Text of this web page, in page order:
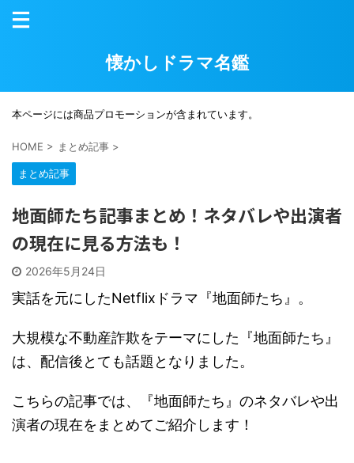
懐かしドラマ名鑑
本ページには商品プロモーションが含まれています。
HOME > まとめ記事 >
まとめ記事
地面師たち記事まとめ！ネタバレや出演者
の現在に見る方法も！
2026年5月24日
実話を元にしたNetflixドラマ『地面師たち』。
大規模な不動産詐欺をテーマにした『地面師たち』
は、配信後とても話題となりました。
こちらの記事では、『地面師たち』のネタバレや出
演者の現在をまとめてご紹介します！